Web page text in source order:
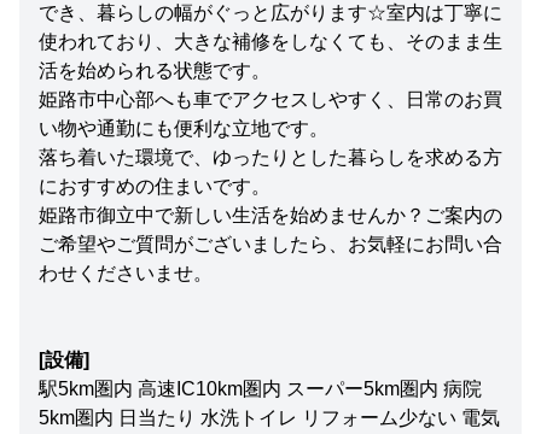
でき、暮らしの幅がぐっと広がります☆室内は丁寧に
使われており、大きな補修をしなくても、そのまま生
活を始められる状態です。
姫路市中心部へも車でアクセスしやすく、日常のお買
い物や通勤にも便利な立地です。
落ち着いた環境で、ゆったりとした暮らしを求める方
におすすめの住まいです。
姫路市御立中で新しい生活を始めませんか？ご案内の
ご希望やご質問がございましたら、お気軽にお問い合
わせくださいませ。
[設備]
駅5km圏内 高速IC10km圏内 スーパー5km圏内 病院
5km圏内 日当たり 水洗トイレ リフォーム少ない 電気